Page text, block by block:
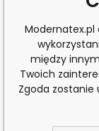
Modernatex.pl
między
Twoich
Zgoda zostanie